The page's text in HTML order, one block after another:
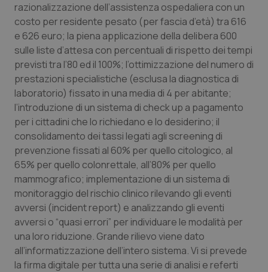
Basilicata
Calabria
Campania
Emilia-Romagna
Friuli Venezia Giulia
Lazio
Liguria
Lombardia
Marche
Artrite & artrosi
Asma & BPCO
Car-T
Colesterolo & coronaropatie
Dermatite Atopica
Diabete & glucometri
Disturbi dell’umore
Dolore
Donna & Salute
QS Club Newsletter
razionalizzazione dell’assistenza ospedaliera con un
costo per residente pesato (per fascia d’età) tra 616
e 626 euro; la piena applicazione della delibera 600
sulle liste d’attesa con percentuali di rispetto dei tempi
previsti tra l’80 ed il 100%; l’ottimizzazione del numero di
prestazioni specialistiche (esclusa la diagnostica di
laboratorio) fissato in una media di 4 per abitante;
l’introduzione di un sistema di check up a pagamento
per i cittadini che lo richiedano e lo desiderino; il
consolidamento dei tassi legati agli screening di
prevenzione fissati al 60% per quello citologico, al
65% per quello colonrettale, all’80% per quello
mammografico; implementazione di un sistema di
monitoraggio del rischio clinico rilevando gli eventi
avversi (incident report) e analizzando gli eventi
avversi o “quasi errori” per individuare le modalità per
una loro riduzione. Grande rilievo viene dato
all’informatizzazione dell’intero sistema. Vi si prevede
la firma digitale per tutta una serie di analisi e referti